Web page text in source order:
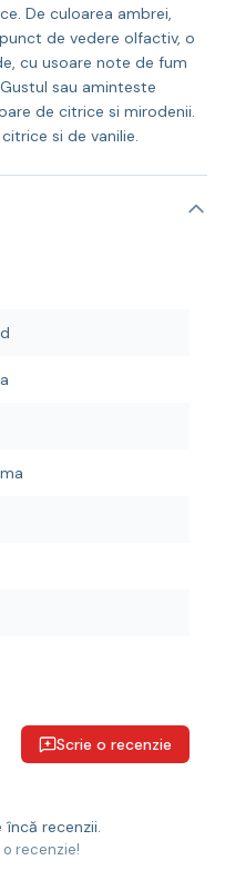
De culoarea ambrei,
de vedere olfactiv, o
cu usoare note de fum
sau aminteste
de citrice si mirodenii.
si de vanilie.
Scrie o recenzie
recenzii.
o recenzie!